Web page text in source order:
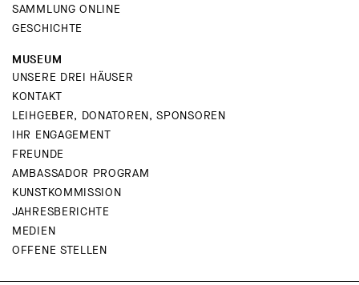
SAMMLUNG ONLINE
GESCHICHTE
MUSEUM
UNSERE DREI HÄUSER
KONTAKT
LEIHGEBER, DONATOREN, SPONSOREN
IHR ENGAGEMENT
FREUNDE
AMBASSADOR PROGRAM
KUNSTKOMMISSION
JAHRESBERICHTE
MEDIEN
OFFENE STELLEN